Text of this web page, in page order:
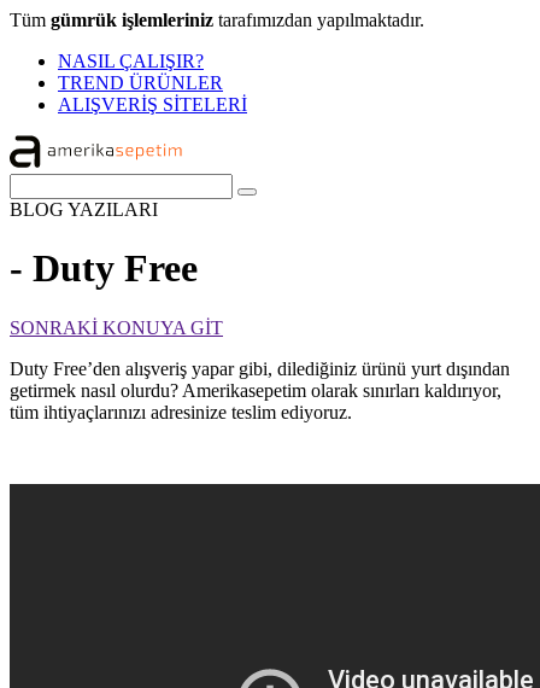
Tüm gümrük işlemleriniz tarafımızdan yapılmaktadır.
NASIL ÇALIŞIR?
TREND ÜRÜNLER
ALIŞVERİŞ SİTELERİ
BLOG YAZILARI
- Duty Free
SONRAKİ KONUYA GİT
Duty Free’den alışveriş yapar gibi, dilediğiniz ürünü yurt dışından
getirmek nasıl olurdu? Amerikasepetim olarak sınırları kaldırıyor,
tüm ihtiyaçlarınızı adresinize teslim ediyoruz.